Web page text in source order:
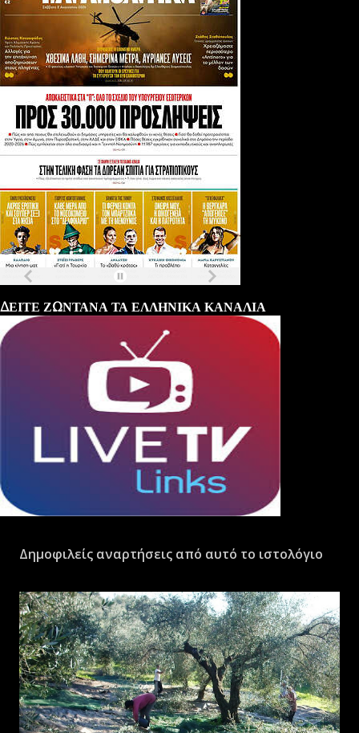
ΔΕΙΤΕ ΖΩΝΤΑΝΑ ΤΑ ΕΛΛΗΝΙΚΑ ΚΑΝΑΛΙΑ
Δημοφιλείς αναρτήσεις από αυτό το ιστολόγιο